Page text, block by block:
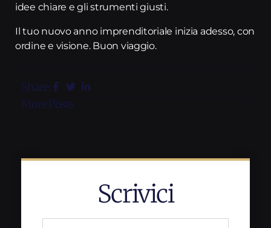
idee chiare e gli strumenti giusti.
Il tuo nuovo anno imprenditoriale inizia adesso, con
ordine e visione. Buon viaggio.
Share:
More Posts
Scrivici